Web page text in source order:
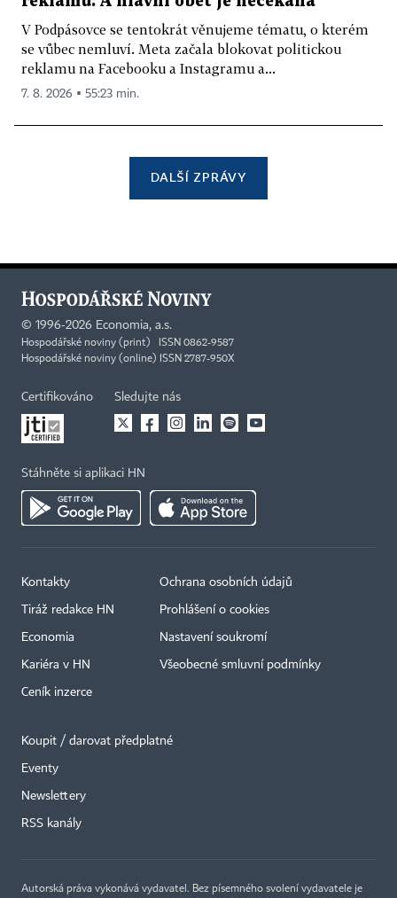
V Podpásovce se tentokrát věnujeme tématu, o kterém
se vůbec nemluví. Meta začala blokovat politickou
reklamu na Facebooku a Instagramu a...
7. 8. 2026 ▪ 55:23 min.
DALŠÍ ZPRÁVY
© 1996-2026 Economia, a.s.
Hospodářské noviny (print) ISSN 0862-9587
Hospodářské noviny (online) ISSN 2787-950X
Certifikováno Sledujte nás
Stáhněte si aplikaci HN
Kontakty
Tiráž redakce HN
Economia
Kariéra v HN
Ceník inzerce
Ochrana osobních údajů
Prohlášení o cookies
Nastavení soukromí
Všeobecné smluvní podmínky
Koupit / darovat předplatné
Eventy
Newslettery
RSS kanály
Autorská práva vykonává vydavatel. Bez písemného svolení vydavatele je